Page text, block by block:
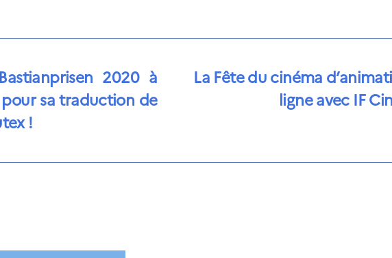
2020 à
sa traduction de
!
La Fête du cinéma
ligne avec IF